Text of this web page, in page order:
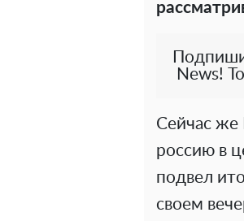
News!
Сейчас же
россию в
подвел
своем